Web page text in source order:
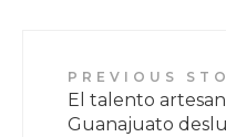
PREVIOUS
El talento
Guanajuato